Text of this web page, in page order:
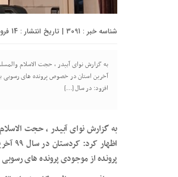
شناسه خبر : 3091 | تاریخ انتشار : 14 فروردین 1401 - 11:16 |
افزود: در سال […]
به گزارش نوای آبیدر ، حجت
پرونده از موجودی پرونده های